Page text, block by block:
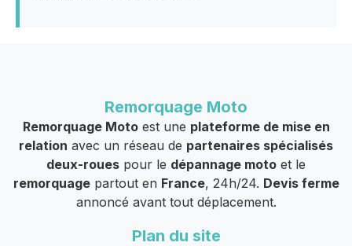
Remorquage Moto
Remorquage Motoest une plateforme de mise en
relation avec un réseau de partenaires spécialisés
deux-roues pour le dépannage moto et le
remorquagepartout en France, 24h/24. Devis ferme
annoncé avant tout déplacement.
Plan du site